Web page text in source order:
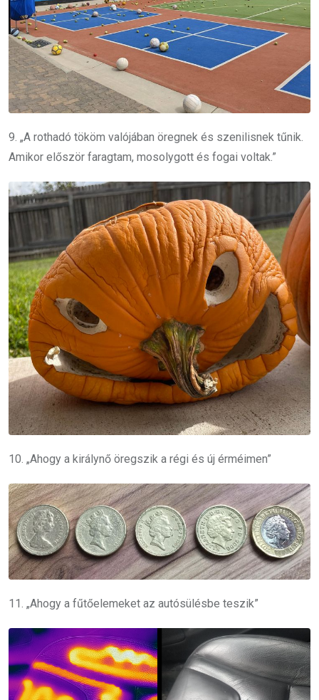
9. „A rothadó tököm valójában öregnek és szenilisnek tűnik.
Amikor először faragtam, mosolygott és fogai voltak.”
10. „Ahogy a királynő öregszik a régi és új érméimen”
11. „Ahogy a fűtőelemeket az autósülésbe teszik”